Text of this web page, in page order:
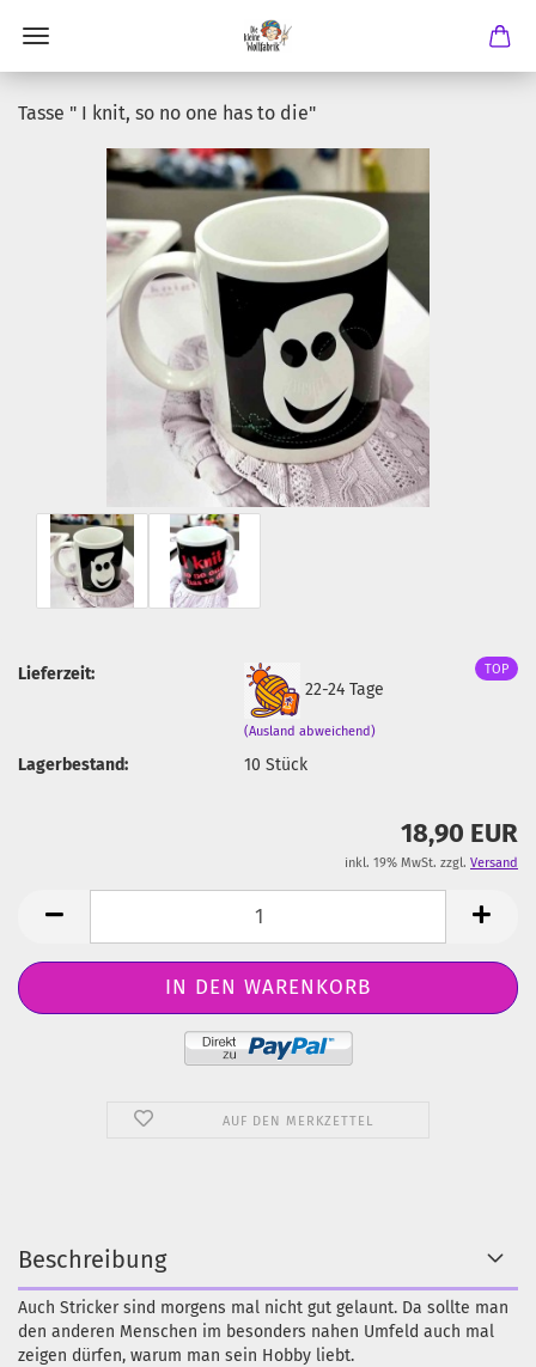
Tasse " I knit, so no one has to die"
TOP
Lieferzeit:
22-24 Tage
(Ausland abweichend)
Lagerbestand: 10Stück
18,90 EUR
inkl. 19% MwSt. zzgl. Versand
AUF DEN MERKZETTEL
Beschreibung
Auch Stricker sind morgens mal nicht gut gelaunt. Da sollte man
den anderen Menschen im besonders nahen Umfeld auch mal
zeigen dürfen, warum man sein Hobby liebt.